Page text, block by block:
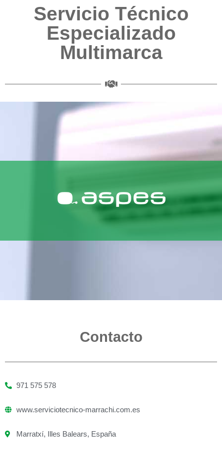
Servicio Técnico
Especializado
Multimarca
Contacto
971 575 578
www.serviciotecnico-marrachi.com.es
Marratxí, Illes Balears, España